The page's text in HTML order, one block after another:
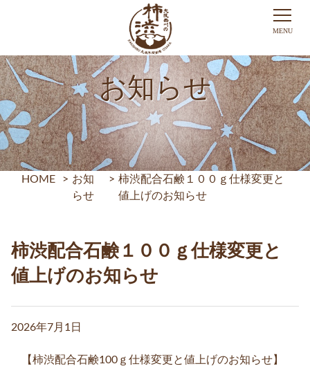
お知らせ
HOME > お知
らせ
> 柿渋配合石鹸１００ｇ仕様変更と
値上げのお知らせ
柿渋配合石鹸１００ｇ仕様変更と
値上げのお知らせ
2026年7月1日
【柿渋配合石鹸100ｇ仕様変更と値上げのお知らせ】